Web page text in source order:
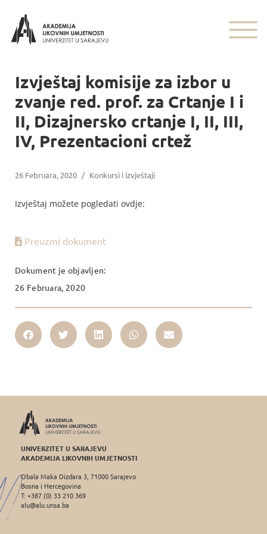
Izvještaj komisije za izbor u
zvanje red. prof. za Crtanje I i
II, Dizajnersko crtanje I, II, III,
IV, Prezentacioni crtež
26 Februara, 2020 / Konkursi i izvještaji
Izvještaj možete pogledati ovdje:
Preuzmi dokument
Dokument je objavljen:
26 Februara, 2020
UNIVERZITET U SARAJEVU
AKADEMIJA LIKOVNIH UMJETNOSTI
Obala Maka Dizdara 3, 71000 Sarajevo
Bosna i Hercegovina
T: +387 (0) 33 210 369
alu@alu.unsa.ba